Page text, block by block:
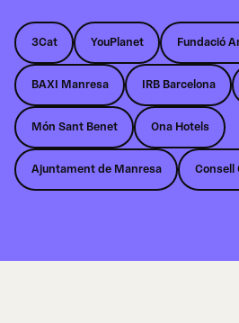
3Cat YouPlanet Fundació
BAXI Manresa IRB Barcelona
Món Sant Benet Ona Hotels
Ajuntament de Manresa Consell